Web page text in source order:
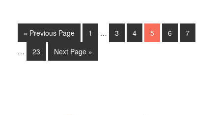
« Previous Page 1 … 3 4 5 6
7
…
23 Next Page »